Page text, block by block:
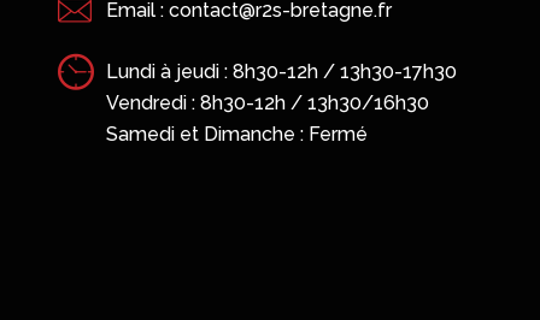
Email : contact@r2s-bretagne.fr
Lundi à jeudi : 8h30-12h / 13h30-17h30
Vendredi : 8h30-12h / 13h30/16h30
Samedi et Dimanche : Fermé